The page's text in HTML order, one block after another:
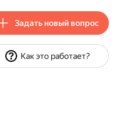
Задать новый вопрос
Как это работает?